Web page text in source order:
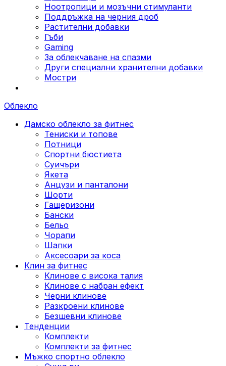
Ноотропици и мозъчни стимуланти
Поддръжка на черния дроб
Растителни добавки
Гъби
Gaming
За облекчаване на спазми
Други специални хранителни добавки
Мостри
Облекло
Дамско облекло за фитнес
Тениски и топове
Потници
Спортни бюстиета
Суичъри
Якета
Aнцузи и панталони
Шорти
Гащеризони
Бански
Бельо
Чорапи
Шапки
Аксесоари за коса
Клин за фитнес
Клинове с висока талия
Клинове с набран ефект
Черни клинове
Разкроени клинове
Безшевни клинове
Тенденции
Комплекти
Комплекти за фитнес
Мъжко спортно облекло